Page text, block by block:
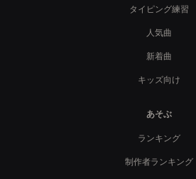
タイピング練習
人気曲
新着曲
キッズ向け
あそぶ
ランキング
制作者ランキング